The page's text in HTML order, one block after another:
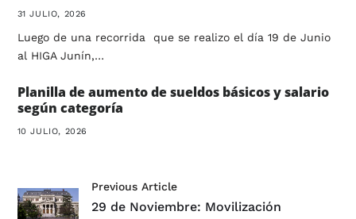
31 JULIO, 2026
Luego de una recorrida que se realizo el día 19 de Junio
al HIGA Junín,…
Planilla de aumento de sueldos básicos y salario
según categoría
10 JULIO, 2026
Previous Article
29 de Noviembre: Movilización